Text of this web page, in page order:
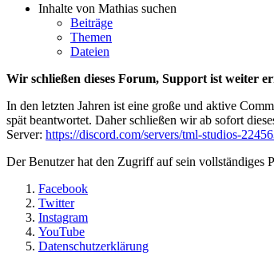
Inhalte von Mathias suchen
Beiträge
Themen
Dateien
Wir schließen dieses Forum, Support ist weiter
In den letzten Jahren ist eine große und aktive
spät beantwortet. Daher schließen wir ab sofort
Server: https://discord.com/servers/tml-studios-
Der Benutzer hat den Zugriff auf sein vollständiges
Facebook
Twitter
Instagram
YouTube
Datenschutzerklärung